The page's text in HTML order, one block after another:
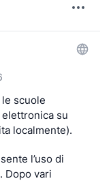
scuole
su
localmente).
l’uso di
Dopo vari